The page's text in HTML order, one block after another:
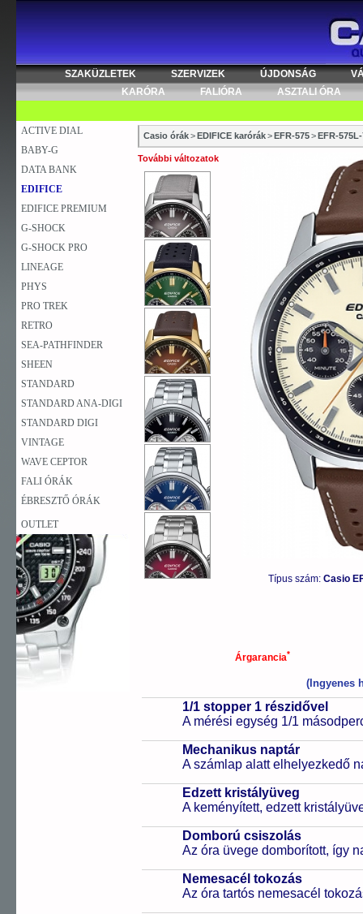
SZAKÜZLETEK SZERVIZEK ÚJDONSÁG
KARÓRA
FALIÓRA ASZTALI ÓRA
ACTIVE DIAL
BABY-G
DATA BANK
EDIFICE
EDIFICE PREMIUM
G-SHOCK
G-SHOCK PRO
LINEAGE
PHYS
PRO TREK
RETRO
SEA-PATHFINDER
SHEEN
STANDARD
STANDARD ANA-DIGI
STANDARD DIGI
VINTAGE
WAVE CEPTOR
FALI ÓRÁK
ÉBRESZTŐ ÓRÁK
OUTLET
Casio órák>EDIFICE karórák>EFR-575>EFR-
További változatok
Típus szám: Casio
Árgarancia*
(Ingyenes
1/1 stopper 1 részidővel
A mérési egység 1/1
Mechanikus naptár
A számlap alatt elhelyezkedő
Edzett kristályüveg
A keményített, edzett
Domború csiszolás
Az óra üvege domborított, így
Nemesacél tokozás
Az óra tartós nemesacél